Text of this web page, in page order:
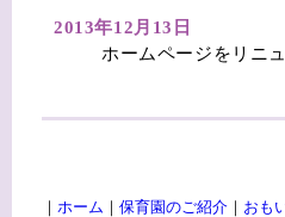
2013年12月13日
ホームページをリニ
｜ ホーム ｜ 保育園のご紹介 ｜ おも